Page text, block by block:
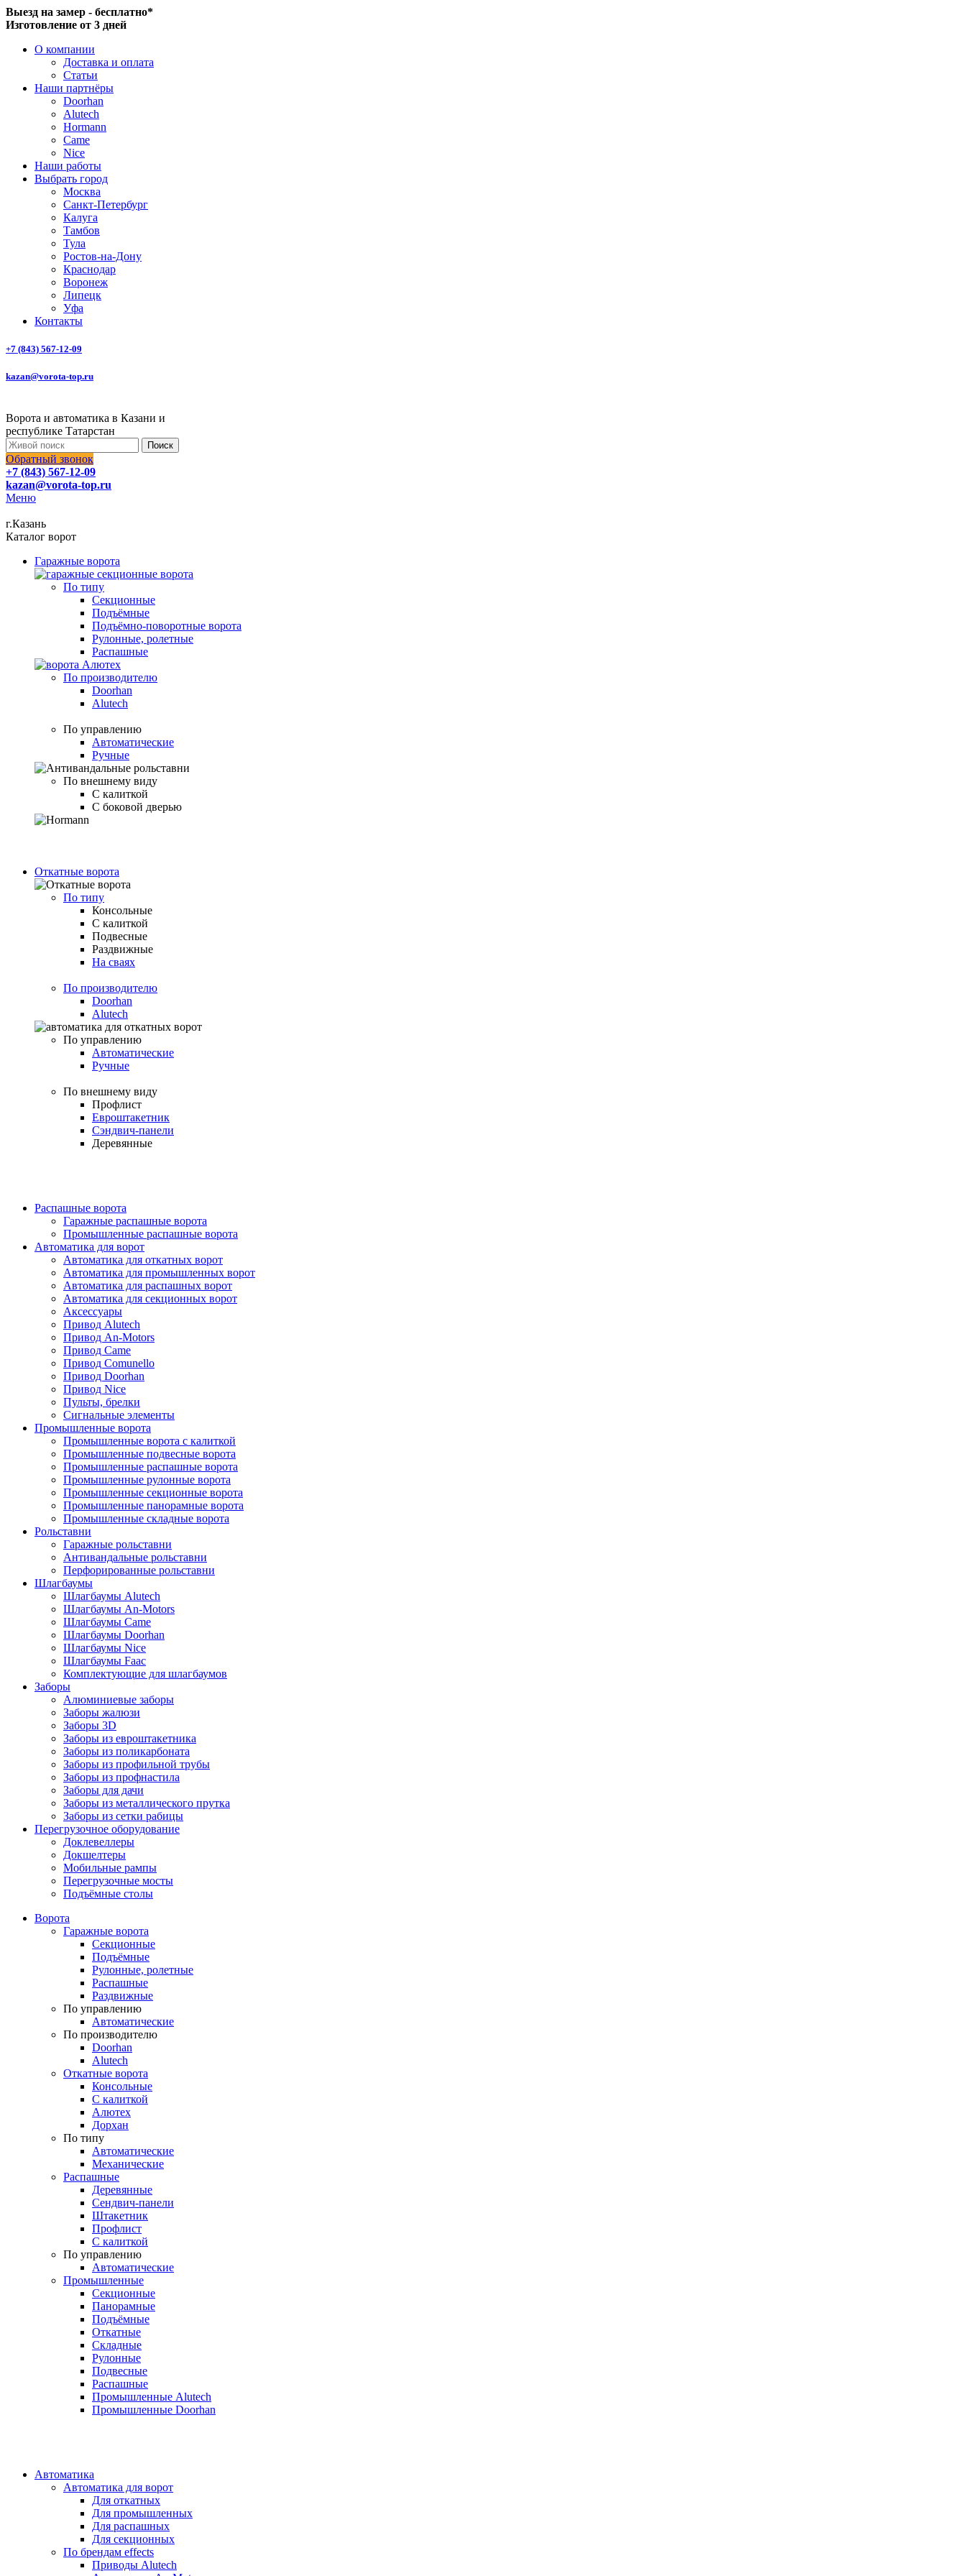
Выезд на замер - бесплатно*
Изготовление от 3 дней
О компании
Доставка и оплата
Статьи
Наши партнёры
Doorhan
Alutech
Hormann
Came
Nice
Наши работы
Выбрать город
Москва
Санкт-Петербург
Калуга
Тамбов
Тула
Ростов-на-Дону
Краснодар
Воронеж
Липецк
Уфа
Контакты
+7 (843) 567-12-09
kazan@vorota-top.ru
Ворота и автоматика в Казани и
республике Татарстан
Поиск
Обратный звонок
+7 (843) 567-12-09
kazan@vorota-top.ru
Меню
г.Казань
Каталог ворот
Гаражные ворота
По типу
Секционные
Подъёмные
Подъёмно-поворотные ворота
Рулонные, ролетные
Распашные
По производителю
Doorhan
Alutech
По управлению
Автоматические
Ручные
По внешнему виду
С калиткой
С боковой дверью
Откатные ворота
По типу
Консольные
С калиткой
Подвесные
Раздвижные
На сваях
По производителю
Doorhan
Alutech
По управлению
Автоматические
Ручные
По внешнему виду
Профлист
Евроштакетник
Сэндвич-панели
Деревянные
Распашные ворота
Гаражные распашные ворота
Промышленные распашные ворота
Автоматика для ворот
Автоматика для откатных ворот
Автоматика для промышленных ворот
Автоматика для распашных ворот
Автоматика для секционных ворот
Аксессуары
Привод Alutech
Привод An-Motors
Привод Came
Привод Comunello
Привод Doorhan
Привод Nice
Пульты, брелки
Сигнальные элементы
Промышленные ворота
Промышленные ворота с калиткой
Промышленные подвесные ворота
Промышленные распашные ворота
Промышленные рулонные ворота
Промышленные секционные ворота
Промышленные панорамные ворота
Промышленные складные ворота
Рольставни
Гаражные рольставни
Антивандальные рольставни
Перфорированные рольставни
Шлагбаумы
Шлагбаумы Alutech
Шлагбаумы An-Motors
Шлагбаумы Came
Шлагбаумы Doorhan
Шлагбаумы Nice
Шлагбаумы Faac
Комплектующие для шлагбаумов
Заборы
Алюминиевые заборы
Заборы жалюзи
Заборы 3D
Заборы из евроштакетника
Заборы из поликарбоната
Заборы из профильной трубы
Заборы из профнастила
Заборы для дачи
Заборы из металлического прутка
Заборы из сетки рабицы
Перегрузочное оборудование
Доклевеллеры
Докшелтеры
Мобильные рампы
Перегрузочные мосты
Подъёмные столы
Ворота
Гаражные ворота
Секционные
Подъёмные
Рулонные, ролетные
Распашные
Раздвижные
По управлению
Автоматические
По производителю
Doorhan
Alutech
Откатные ворота
Консольные
С калиткой
Алютех
Дорхан
По типу
Автоматические
Механические
Распашные
Деревянные
Сендвич-панели
Штакетник
Профлист
С калиткой
По управлению
Автоматические
Промышленные
Секционные
Панорамные
Подъёмные
Откатные
Складные
Рулонные
Подвесные
Распашные
Промышленные Alutech
Промышленные Doorhan
Автоматика
Автоматика для ворот
Для откатных
Для промышленных
Для распашных
Для секционных
По брендам effects
Приводы Alutech